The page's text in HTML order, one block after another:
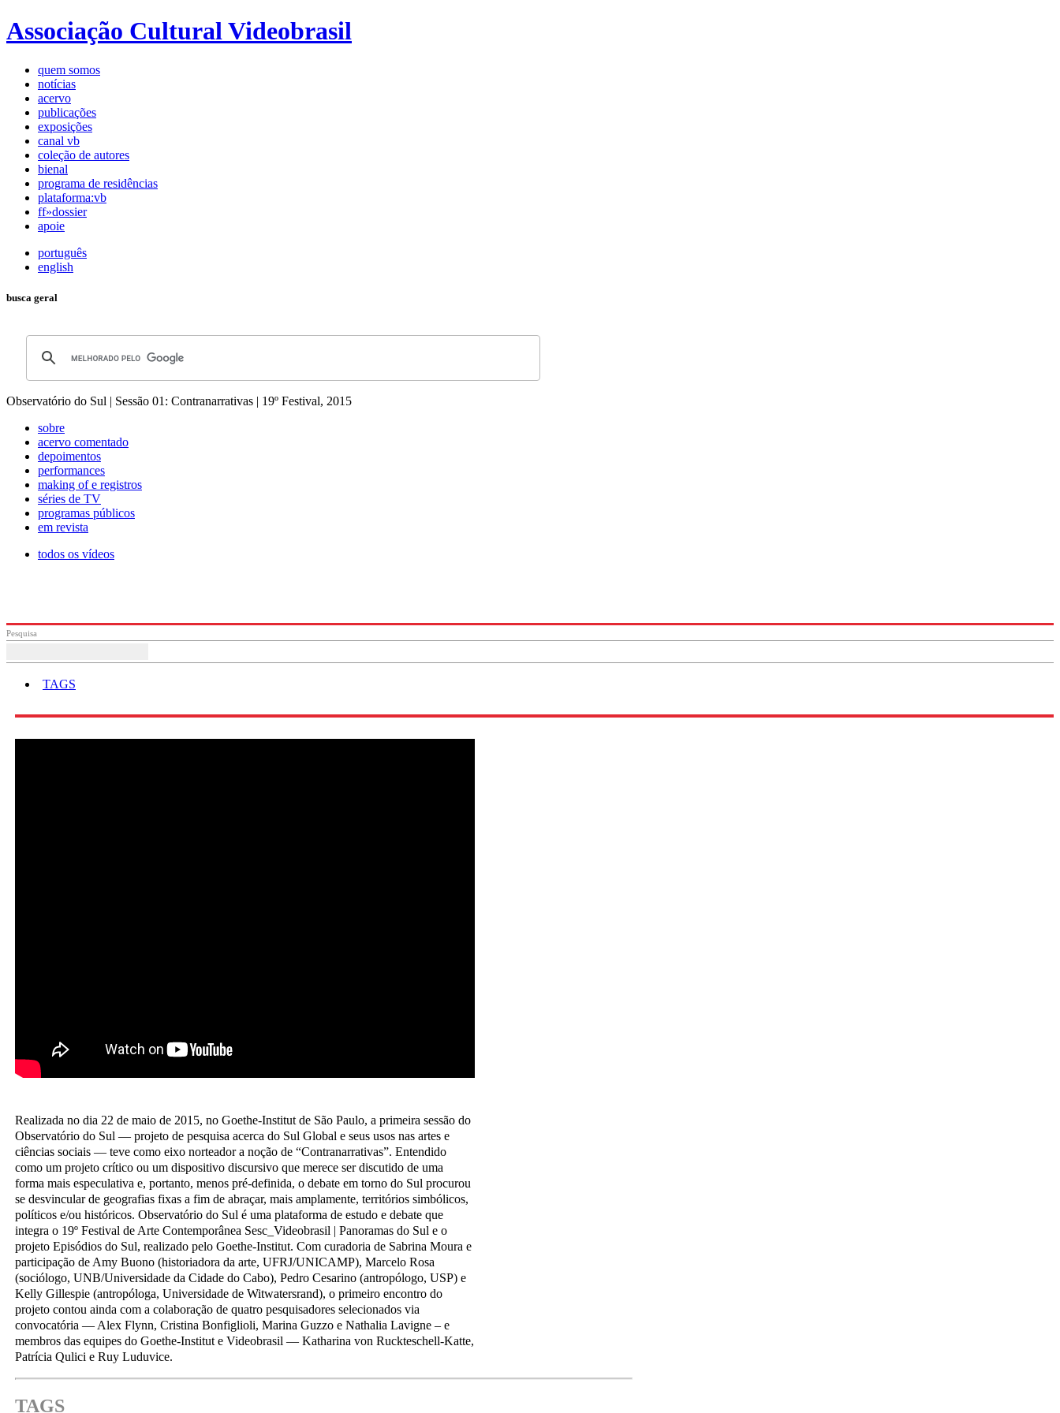
Associação Cultural Videobrasil
quem somos
notícias
acervo
publicações
exposições
canal vb
coleção de autores
bienal
programa de residências
plataforma:vb
ff»dossier
apoie
português
english
busca geral
Observatório do Sul | Sessão 01: Contranarrativas | 19º Festival, 2015
sobre
acervo comentado
depoimentos
performances
making of e registros
séries de TV
programas públicos
em revista
todos os vídeos
Pesquisa
TAGS
Realizada no dia 22 de maio de 2015, no Goethe-Institut de São Paulo, a primeira sessão do
Observatório do Sul — projeto de pesquisa acerca do Sul Global e seus usos nas artes e
ciências sociais — teve como eixo norteador a noção de “Contranarrativas”. Entendido
como um projeto crítico ou um dispositivo discursivo que merece ser discutido de uma
forma mais especulativa e, portanto, menos pré-definida, o debate em torno do Sul procurou
se desvincular de geografias fixas a fim de abraçar, mais amplamente, territórios simbólicos,
políticos e/ou históricos. Observatório do Sul é uma plataforma de estudo e debate que
integra o 19º Festival de Arte Contemporânea Sesc_Videobrasil | Panoramas do Sul e o
projeto Episódios do Sul, realizado pelo Goethe-Institut. Com curadoria de Sabrina Moura e
participação de Amy Buono (historiadora da arte, UFRJ/UNICAMP), Marcelo Rosa
(sociólogo, UNB/Universidade da Cidade do Cabo), Pedro Cesarino (antropólogo, USP) e
Kelly Gillespie (antropóloga, Universidade de Witwatersrand), o primeiro encontro do
projeto contou ainda com a colaboração de quatro pesquisadores selecionados via
convocatória — Alex Flynn, Cristina Bonfiglioli, Marina Guzzo e Nathalia Lavigne – e
membros das equipes do Goethe-Institut e Videobrasil — Katharina von Ruckteschell-Katte,
Patrícia Qulici e Ruy Luduvice.
TAGS